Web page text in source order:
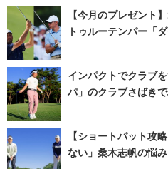
【今月のプレゼント
トゥルーテンパー「
インパクトでクラブ
パ」のクラブさばき
【ショートパット攻
ない」桑木志帆の悩